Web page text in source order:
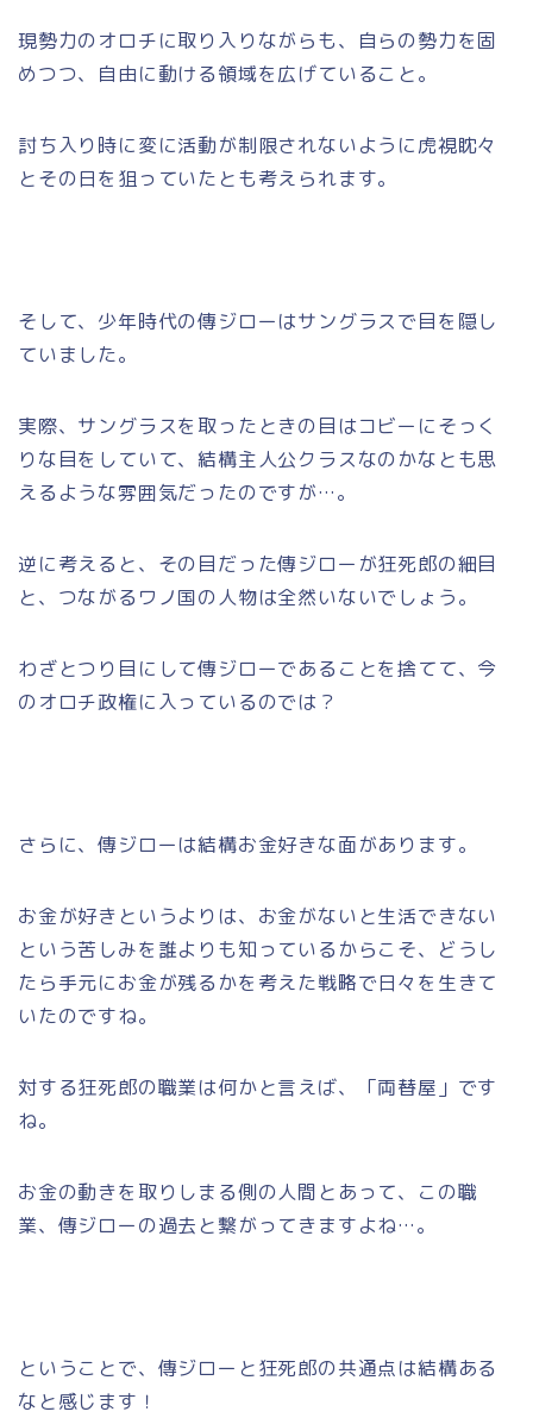
現勢力のオロチに取り入りながらも、自らの勢力を固
めつつ、自由に動ける領域を広げていること。
討ち入り時に変に活動が制限されないように虎視眈々
とその日を狙っていたとも考えられます。
そして、少年時代の傳ジローはサングラスで目を隠し
ていました。
実際、サングラスを取ったときの目はコビーにそっく
りな目をしていて、結構主人公クラスなのかなとも思
えるような雰囲気だったのですが…。
逆に考えると、その目だった傳ジローが狂死郎の細目
と、つながるワノ国の人物は全然いないでしょう。
わざとつり目にして傳ジローであることを捨てて、今
のオロチ政権に入っているのでは？
さらに、傳ジローは結構お金好きな面があります。
お金が好きというよりは、お金がないと生活できない
という苦しみを誰よりも知っているからこそ、どうし
たら手元にお金が残るかを考えた戦略で日々を生きて
いたのですね。
対する狂死郎の職業は何かと言えば、「両替屋」です
ね。
お金の動きを取りしまる側の人間とあって、この職
業、傳ジローの過去と繋がってきますよね…。
ということで、傳ジローと狂死郎の共通点は結構ある
なと感じます！